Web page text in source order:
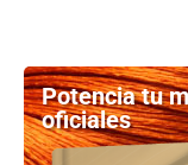
Potencia tu
oficiales